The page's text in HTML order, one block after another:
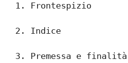
1. Frontespizio
2. Indice
3. Premessa e